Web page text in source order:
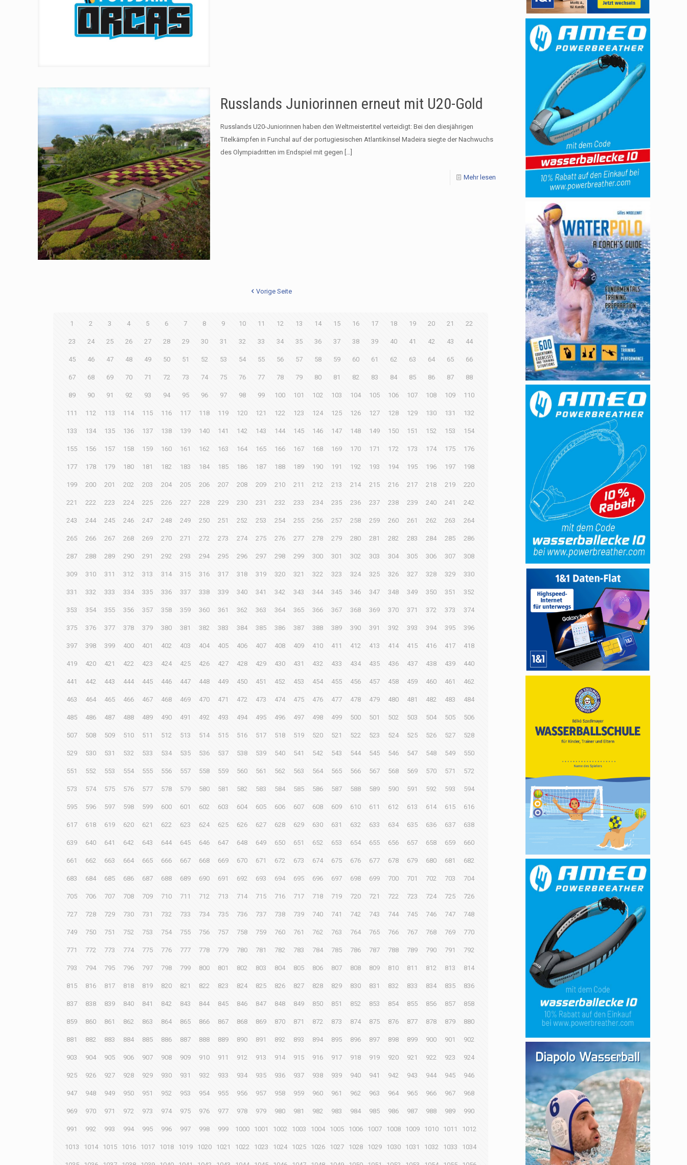
Russlands Juniorinnen erneut mit U20-Gold
Russlands U20-Juniorinnen haben den Weltmeistertitel verteidigt: Bei den diesjährigen
Titelkämpfen in Funchal auf der portugiesischen Atlantikinsel Madeira siegte der Nachwuchs
des Olympiadritten im Endspiel mit gegen
Mehr lesen
Vorige Seite
1 2 3 4 5 6 7 8 9 10 11 12 13 14 15 16 17 18 19 20 21 22
23 24 25 26 27 28 29 30 31 32 33 34 35 36 37 38 39 40 41 42 43 44
45 46 47 48 49 50 51 52 53 54 55 56 57 58 59 60 61 62 63 64 65 66
67 68 69 70 71 72 73 74 75 76 77 78 79 80 81 82 83 84 85 86 87 88
89 90 91 92 93 94 95 96 97 98 99 100 101 102 103 104 105 106 107 108 109 110
111 112 113 114 115 116 117 118 119 120 121 122 123 124 125 126 127 128 129 130 131 132
133 134 135 136 137 138 139 140 141 142 143 144 145 146 147 148 149 150 151 152 153 154
155 156 157 158 159 160 161 162 163 164 165 166 167 168 169 170 171 172 173 174 175 176
177 178 179 180 181 182 183 184 185 186 187 188 189 190 191 192 193 194 195 196 197 198
199 200 201 202 203 204 205 206 207 208 209 210 211 212 213 214 215 216 217 218 219 220
221 222 223 224 225 226 227 228 229 230 231 232 233 234 235 236 237 238 239 240 241 242
243 244 245 246 247 248 249 250 251 252 253 254 255 256 257 258 259 260 261 262 263 264
265 266 267 268 269 270 271 272 273 274 275 276 277 278 279 280 281 282 283 284 285 286
287 288 289 290 291 292 293 294 295 296 297 298 299 300 301 302 303 304 305 306 307 308
309 310 311 312 313 314 315 316 317 318 319 320 321 322 323 324 325 326 327 328 329 330
331 332 333 334 335 336 337 338 339 340 341 342 343 344 345 346 347 348 349 350 351 352
353 354 355 356 357 358 359 360 361 362 363 364 365 366 367 368 369 370 371 372 373 374
375 376 377 378 379 380 381 382 383 384 385 386 387 388 389 390 391 392 393 394 395 396
397 398 399 400 401 402 403 404 405 406 407 408 409 410 411 412 413 414 415 416 417 418
419 420 421 422 423 424 425 426 427 428 429 430 431 432 433 434 435 436 437 438 439 440
441 442 443 444 445 446 447 448 449 450 451 452 453 454 455 456 457 458 459 460 461 462
463 464 465 466 467 468 469 470 471 472 473 474 475 476 477 478 479 480 481 482 483 484
485 486 487 488 489 490 491 492 493 494 495 496 497 498 499 500 501 502 503 504 505 506
507 508 509 510 511 512 513 514 515 516 517 518 519 520 521 522 523 524 525 526 527 528
529 530 531 532 533 534 535 536 537 538 539 540 541 542 543 544 545 546 547 548 549 550
551 552 553 554 555 556 557 558 559 560 561 562 563 564 565 566 567 568 569 570 571 572
573 574 575 576 577 578 579 580 581 582 583 584 585 586 587 588 589 590 591 592 593 594
595 596 597 598 599 600 601 602 603 604 605 606 607 608 609 610 611 612 613 614 615 616
617 618 619 620 621 622 623 624 625 626 627 628 629 630 631 632 633 634 635 636 637 638
639 640 641 642 643 644 645 646 647 648 649 650 651 652 653 654 655 656 657 658 659 660
661 662 663 664 665 666 667 668 669 670 671 672 673 674 675 676 677 678 679 680 681 682
683 684 685 686 687 688 689 690 691 692 693 694 695 696 697 698 699 700 701 702 703 704
705 706 707 708 709 710 711 712 713 714 715 716 717 718 719 720 721 722 723 724 725 726
727 728 729 730 731 732 733 734 735 736 737 738 739 740 741 742 743 744 745 746 747 748
749 750 751 752 753 754 755 756 757 758 759 760 761 762 763 764 765 766 767 768 769 770
771 772 773 774 775 776 777 778 779 780 781 782 783 784 785 786 787 788 789 790 791 792
793 794 795 796 797 798 799 800 801 802 803 804 805 806 807 808 809 810 811 812 813 814
815 816 817 818 819 820 821 822 823 824 825 826 827 828 829 830 831 832 833 834 835 836
837 838 839 840 841 842 843 844 845 846 847 848 849 850 851 852 853 854 855 856 857 858
859 860 861 862 863 864 865 866 867 868 869 870 871 872 873 874 875 876 877 878 879 880
881 882 883 884 885 886 887 888 889 890 891 892 893 894 895 896 897 898 899 900 901 902
903 904 905 906 907 908 909 910 911 912 913 914 915 916 917 918 919 920 921 922 923 924
925 926 927 928 929 930 931 932 933 934 935 936 937 938 939 940 941 942 943 944 945 946
947 948 949 950 951 952 953 954 955 956 957 958 959 960 961 962 963 964 965 966 967 968
969 970 971 972 973 974 975 976 977 978 979 980 981 982 983 984 985 986 987 988 989 990
991 992 993 994 995 996 997 998 999 1000 1001 1002 1003 1004 1005 1006 1007 1008 1009 1010 1011 1012
1013 1014 1015 1016 1017 1018 1019 1020 1021 1022 1023 1024 1025 1026 1027 1028 1029 1030 1031 1032 1033 1034